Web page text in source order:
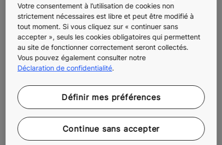
Adresse mail
Commentaire
Votre consentement à l’utilisation de cookies non
strictement nécessaires est libre et peut être modifié à
tout moment. Si vous cliquez sur « continuer sans
accepter », seuls les cookies obligatoires qui permettent
au site de fonctionner correctement seront collectés.
Vous pouvez également consulter notre
Déclaration de confidentialité.
Définir mes préférences
Continue sans accepter